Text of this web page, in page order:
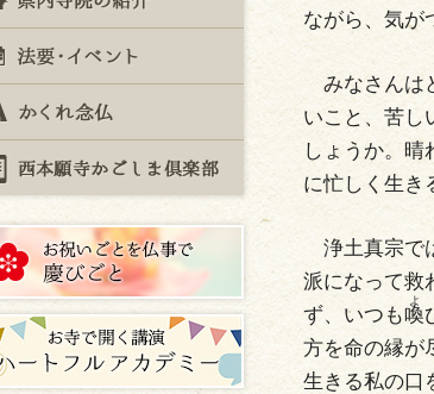
ながら、気が
みなさんは
いこと、苦し
しょうか。晴
に忙しく生き
浄土真宗で
派になって救
ず、いつも喚
方を命の縁が
生きる私の口
かくれ念仏
西本願寺かごしま倶